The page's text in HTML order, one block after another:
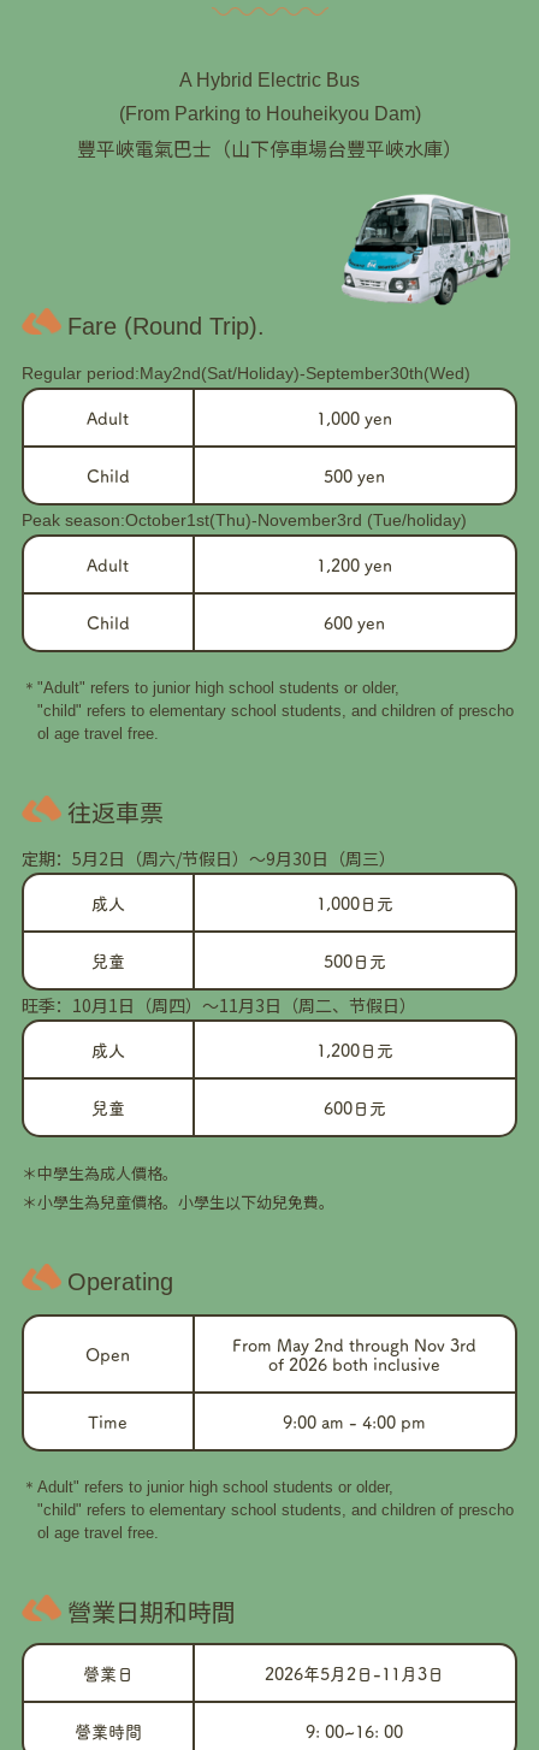
A Hybrid Electric Bus
(From Parking to Houheikyou Dam)
豐平峽電氣巴士（山下停車場台豐平峽水庫）
Fare (Round Trip).
Regular period:May2nd(Sat/Holiday)-September30th(Wed)
Adult 1,000 yen
Child 500 yen
Peak season:October1st(Thu)-November3rd (Tue/holiday)
Adult 1,200 yen
Child 600 yen
"Adult" refers to junior high school students or older,
"child" refers to elementary school students, and children of prescho
ol age travel free.
往返車票
定期：5月2日（周六/节假日）～9月30日（周三）
成人
1,000日元
兒童
500日元
旺季：10月1日（周四）～11月3日（周二、节假日）
成人
1,200日元
兒童 600日元
中學生為成人價格。
小學生為兒童價格。小學生以下幼兒免費。
Operating
Open
From May 2nd through Nov 3rd
of 2026 both inclusive
Time 9:00 am - 4:00 pm
Adult" refers to junior high school students or older,
"child" refers to elementary school students, and children of prescho
ol age travel free.
營業日期和時間
營業日 2026年5月2日-11月3日
營業時間 9: 00~16: 00